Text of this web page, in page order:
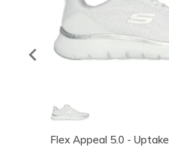
Flex Appeal 5.0 - Uptake